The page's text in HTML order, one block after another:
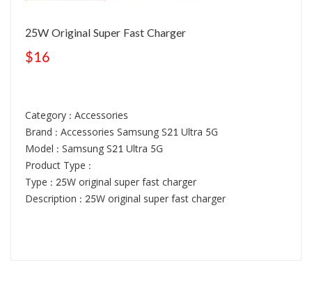
25W Original Super Fast Charger
$16
Category : Accessories
Brand : Accessories Samsung S21 Ultra 5G
Model : Samsung S21 Ultra 5G
Product Type :
Type : 25W original super fast charger
Description : 25W original super fast charger